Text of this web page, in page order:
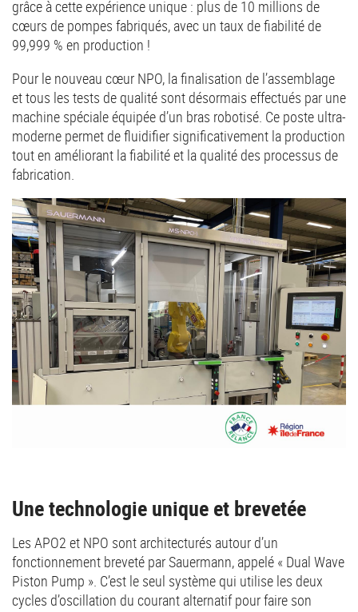
grâce à cette expérience unique : plus de 10 millions de
cœurs de pompes fabriqués, avec un taux de fiabilité de
99,999 % en production !
Pour le nouveau cœur NPO, la finalisation de l’assemblage
et tous les tests de qualité sont désormais effectués par une
machine spéciale équipée d’un bras robotisé. Ce poste ultra-
moderne permet de fluidifier significativement la production
tout en améliorant la fiabilité et la qualité des processus de
fabrication.
Une technologie unique et brevetée
Les APO2 et NPO sont architecturés autour d’un
fonctionnement breveté par Sauermann, appelé « Dual Wave
Piston Pump ». C’est le seul système qui utilise les deux
cycles d’oscillation du courant alternatif pour faire son